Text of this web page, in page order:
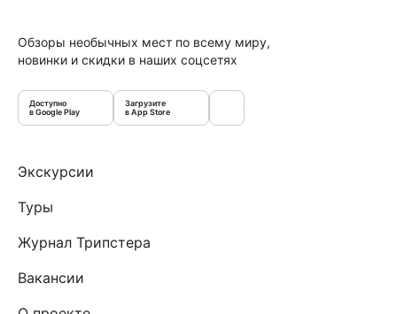
Обзоры необычных мест по всему миру,
новинки и скидки в наших соцсетях
Доступно
в Google Play
Загрузите
в App Store
Экскурсии
Туры
Журнал Трипстера
Вакансии